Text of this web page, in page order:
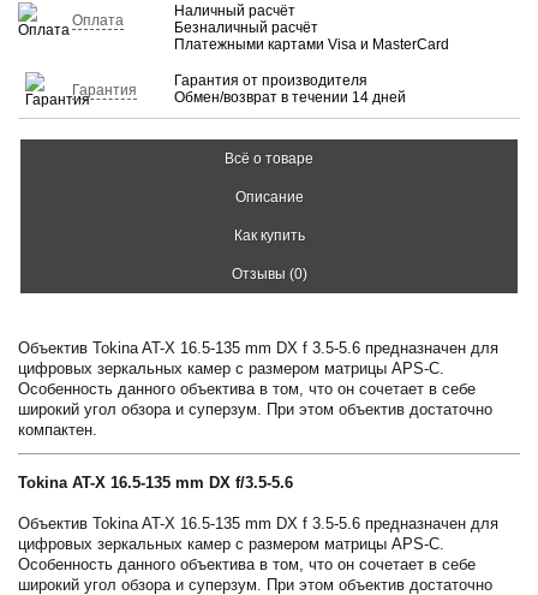
Оплата
Наличный расчёт
Безналичный расчёт
Платежными картами Visa и MasterCard
Гарантия
Гарантия от производителя
Обмен/возврат в течении 14 дней
Всё о товаре
Описание
Как купить
Отзывы (0)
Объектив Tokina AT-X 16.5-135 mm DX f 3.5-5.6 предназначен для
цифровых зеркальных камер с размером матрицы APS-C.
Особенность данного объектива в том, что он сочетает в себе
широкий угол обзора и суперзум. При этом объектив достаточно
компактен.
Tokina AT-X 16.5-135 mm DX f/3.5-5.6
Объектив Tokina AT-X 16.5-135 mm DX f 3.5-5.6 предназначен для
цифровых зеркальных камер с размером матрицы APS-C.
Особенность данного объектива в том, что он сочетает в себе
широкий угол обзора и суперзум. При этом объектив достаточно